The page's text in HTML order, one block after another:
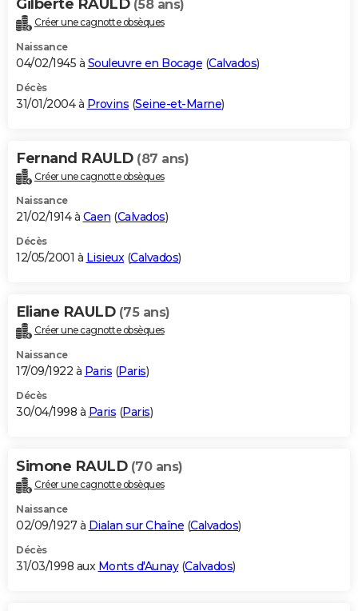
Gilberte RAULD (58 ans)
Créer une cagnotte obsèques
Naissance
04/02/1945 à Souleuvre en Bocage (Calvados)
Décès
31/01/2004 à Provins (Seine-et-Marne)
Fernand RAULD (87 ans)
Créer une cagnotte obsèques
Naissance
21/02/1914 à Caen (Calvados)
Décès
12/05/2001 à Lisieux(Calvados)
Eliane RAULD (75 ans)
Créer une cagnotte obsèques
Naissance
17/09/1922 à Paris (Paris)
Décès
30/04/1998 à Paris (Paris)
Simone RAULD (70 ans)
Créer une cagnotte obsèques
Naissance
02/09/1927 à Dialan sur Chaîne (Calvados)
Décès
31/03/1998 aux Monts d'Aunay(Calvados)